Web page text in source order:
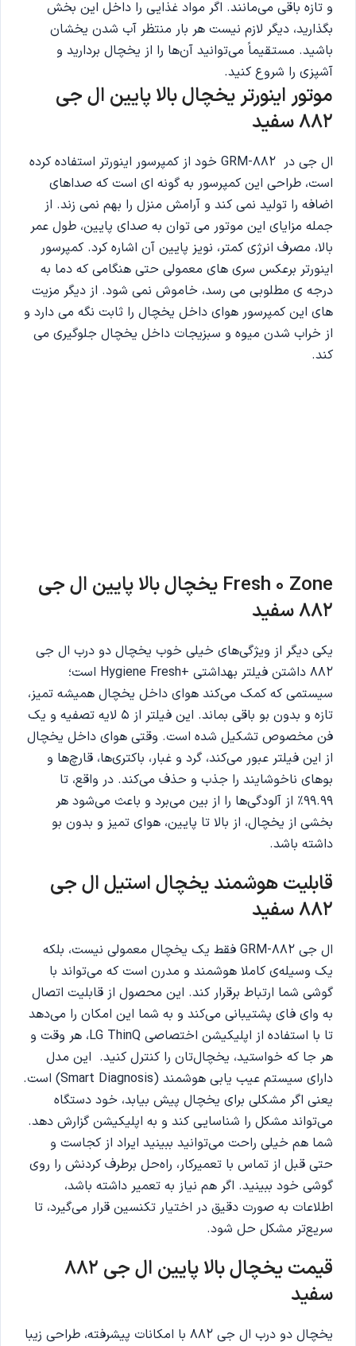
و تازه باقی می‌مانند. اگر مواد غذایی را داخل این بخش
بگذارید، دیگر لازم نیست هر بار منتظر آب شدن یخشان
باشید. مستقیماً می‌توانید آن‌ها را از یخچال بردارید و
آشپزی را شروع کنید.
موتور اینورتر یخچال بالا پایین ال جی
882 سفید
ال جی در GRM-882 خود از کمپرسور اینورتر استفاده کرده
است، طراحی این کمپرسور به گونه ای است که صداهای
اضافه را تولید نمی کند و آرامش منزل را بهم نمی زند. از
جمله مزایای این موتور می توان به صدای پایین، طول عمر
بالا، مصرف انرژی کمتر، نویز پایین آن اشاره کرد. کمپرسور
اینورتر برعکس سری های معمولی حتی هنگامی که دما به
درجه ی مطلوبی می رسد، خاموش نمی شود. از دیگر مزیت
های این کمپرسور هوای داخل یخچال را ثابت نگه می دارد و
از خراب شدن میوه و سبزیجات داخل یخچال جلوگیری می
کند.
Fresh 0 Zone یخچال بالا پایین ال جی
882 سفید
یکی دیگر از ویژگی‌های خیلی خوب یخچال دو درب ال جی
882 داشتن فیلتر بهداشتی +Hygiene Fresh است؛
سیستمی که کمک می‌کند هوای داخل یخچال همیشه تمیز،
تازه و بدون بو باقی بماند. این فیلتر از ۵ لایه تصفیه و یک
فن مخصوص تشکیل شده‌ است. وقتی هوای داخل یخچال
از این فیلتر عبور می‌کند، گرد و غبار، باکتری‌ها، قارچ‌ها و
بوهای ناخوشایند را جذب و حذف می‌کند. در واقع، تا
۹۹.۹۹٪ از آلودگی‌ها را از بین می‌برد و باعث می‌شود هر
بخشی از یخچال، از بالا تا پایین، هوای تمیز و بدون بو
داشته باشد.
قابلیت هوشمند یخچال استیل ال جی
882 سفید
ال جی GRM-882 فقط یک یخچال معمولی نیست، بلکه
یک وسیله‌ی کاملا هوشمند و مدرن است که می‌تواند با
گوشی شما ارتباط برقرار کند. این محصول از قابلیت اتصال
به وای فای پشتیبانی می‌کند و به شما این امکان را می‌دهد
تا با استفاده از اپلیکیشن اختصاصی LG ThinQ، هر وقت و
هر جا که خواستید، یخچال‌تان را کنترل کنید. این مدل
دارای سیستم عیب یابی هوشمند (Smart Diagnosis) است.
یعنی اگر مشکلی برای یخچال پیش بیابد، خود دستگاه
می‌تواند مشکل را شناسایی کند و به اپلیکیشن گزارش دهد.
شما هم خیلی راحت می‌توانید ببینید ایراد از کجاست و
حتی قبل از تماس با تعمیرکار، راه‌حل برطرف کردنش را روی
گوشی‌ خود ببینید. اگر هم نیاز به تعمیر داشته باشد،
اطلاعات به صورت دقیق در اختیار تکنسین قرار می‌گیرد، تا
سریع‌تر مشکل حل شود.
قیمت یخچال بالا پایین ال جی 882
سفید
یخچال دو درب ال جی 882 با امکانات پیشرفته، طراحی زیبا